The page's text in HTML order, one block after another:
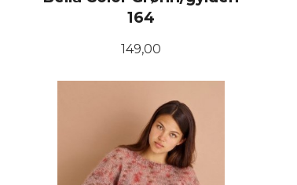
164
Pris
149,00